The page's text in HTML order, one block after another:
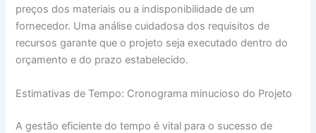
preços dos materiais ou a indisponibilidade de um
fornecedor. Uma análise cuidadosa dos requisitos de
recursos garante que o projeto seja executado dentro do
orçamento e do prazo estabelecido.
Estimativas de Tempo: Cronograma minucioso do Projeto
A gestão eficiente do tempo é vital para o sucesso de